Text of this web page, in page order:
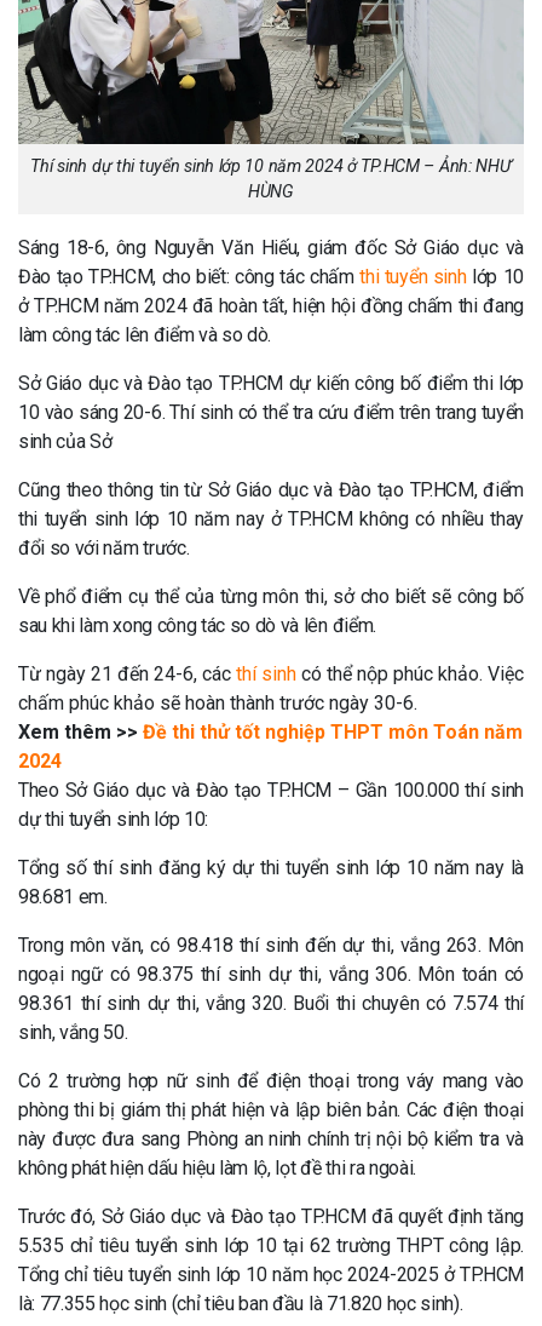
Thí sinh dự thi tuyển sinh lớp 10 năm 2024 ở TP.HCM – Ảnh: NHƯ
HÙNG
Sáng 18-6, ông Nguyễn Văn Hiếu, giám đốc Sở Giáo dục và
Đào tạo TP.HCM, cho biết: công tác chấmthi tuyển sinhlớp 10
ở TP.HCM năm 2024 đã hoàn tất, hiện hội đồng chấm thi đang
làm công tác lên điểm và so dò.
Sở Giáo dục và Đào tạo TP.HCM dự kiến công bố điểm thi lớp
10 vào sáng 20-6. Thí sinh có thể tra cứu điểm trên trang tuyển
sinh của Sở
Cũng theo thông tin từ Sở Giáo dục và Đào tạo TP.HCM, điểm
thi tuyển sinh lớp 10 năm nay ở TP.HCM không có nhiều thay
đổi so với năm trước.
Về phổ điểm cụ thể của từng môn thi, sở cho biết sẽ công bố
sau khi làm xong công tác so dò và lên điểm.
Từ ngày 21 đến 24-6, các thí sinh có thể nộp phúc khảo. Việc
chấm phúc khảo sẽ hoàn thành trước ngày 30-6.
Xem thêm >> Đề thi thử tốt nghiệp THPT môn Toán năm
2024
Theo Sở Giáo dục và Đào tạo TP.HCM – Gần 100.000 thí sinh
dự thi tuyển sinh lớp 10:
Tổng số thí sinh đăng ký dự thi tuyển sinh lớp 10 năm nay là
98.681 em.
Trong môn văn, có 98.418 thí sinh đến dự thi, vắng 263. Môn
ngoại ngữ có 98.375 thí sinh dự thi, vắng 306. Môn toán có
98.361 thí sinh dự thi, vắng 320. Buổi thi chuyên có 7.574 thí
sinh, vắng 50.
Có 2 trường hợp nữ sinh để điện thoại trong váy mang vào
phòng thi bị giám thị phát hiện và lập biên bản. Các điện thoại
này được đưa sang Phòng an ninh chính trị nội bộ kiểm tra và
không phát hiện dấu hiệu làm lộ, lọt đề thi ra ngoài.
Trước đó, Sở Giáo dục và Đào tạo TP.HCM đã quyết định tăng
5.535 chỉ tiêu tuyển sinh lớp 10 tại 62 trường THPT công lập.
Tổng chỉ tiêu tuyển sinh lớp 10 năm học 2024-2025 ở TP.HCM
là: 77.355 học sinh (chỉ tiêu ban đầu là 71.820 học sinh).